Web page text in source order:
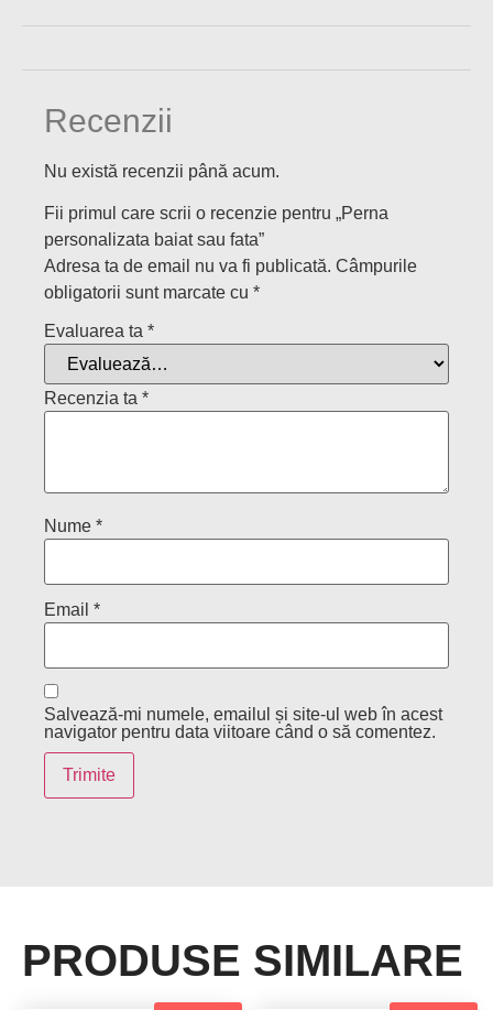
Recenzii
Nu există recenzii până acum.
Fii primul care scrii o recenzie pentru „Perna
personalizata baiat sau fata”
Adresa ta de email nu va fi publicată. Câmpurile
obligatorii sunt marcate cu *
Evaluarea ta *
Recenzia ta *
Nume *
Email *
Salvează-mi numele, emailul și site-ul web în acest
navigator pentru data viitoare când o să comentez.
PRODUSE SIMILARE